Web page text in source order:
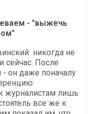
- "выжечь
никогда не
сейчас. После
он даже поначалу
журналистам лишь
все же к